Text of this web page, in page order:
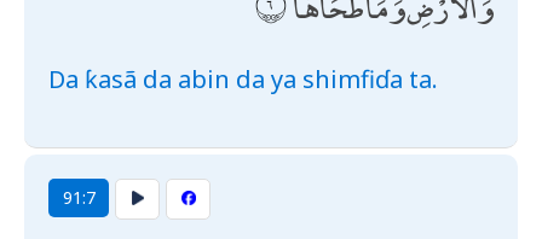
Da ƙasã da abin da ya shimfiɗa ta.
91:7